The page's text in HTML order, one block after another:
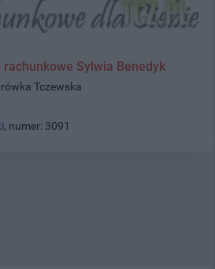
Sylwia Benedyk
Tczewska
, numer: 3091